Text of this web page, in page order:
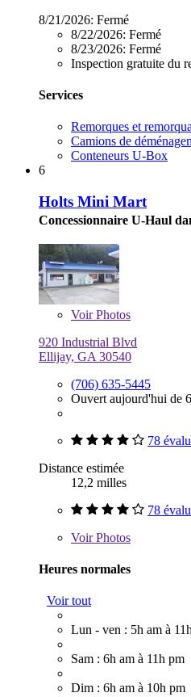
8/21/2026: Fermé
8/22/2026: Fermé
8/23/2026: Fermé
Inspection gratuite du
Services
Remorques et
Camions de
Conteneurs U-Box
6
Holts Mini Mart
Concessionnaire U-Haul
VoirPhotos
920 Industrial Blvd
Ellijay, GA 30540
(706) 635-5445
Ouvert aujourd'hui de
78
Distance estimée
12,2 milles
78
VoirPhotos
Heures normales
Voir tout
Lun - ven : 5h am à
Sam : 6h am à 11h pm
Dim : 6h am à 10h pm